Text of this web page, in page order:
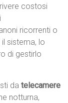
costosi
ricorrenti o
sistema, lo
di gestirlo
datelecamere
notturna,